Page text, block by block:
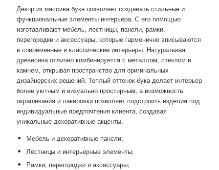
Декор из массива бука позволяет создавать стильные и
функциональные элементы интерьера. С его помощью
изготавливают мебель, лестницы, панели, рамки,
перегородки и аксессуары, которые гармонично вписываются
в современные и классические интерьеры. Натуральная
древесина отлично комбинируется с металлом, стеклом и
камнем, открывая пространство для оригинальных
дизайнерских решений. Теплый оттенок бука делает интерьер
более уютным и визуально просторным, а возможность
окрашивания и лакировки позволяет подстроить изделия под
индивидуальные предпочтения клиента, создавая
уникальные декоративные акценты.
Мебель и декоративные панели;
Лестницы и интерьерные элементы;
Рамки, перегородки и аксессуары;